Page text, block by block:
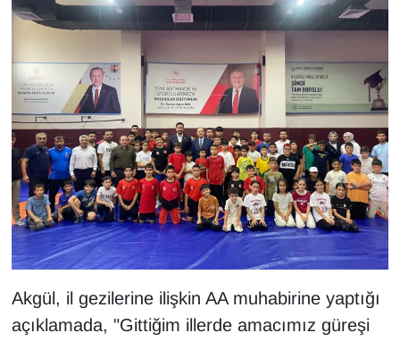
Akgül, il gezilerine ilişkin AA muhabirine yaptığı
açıklamada, "Gittiğim illerde amacımız güreşi
YEREL